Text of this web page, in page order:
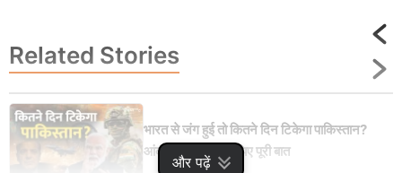
और पढ़ें
Related Stories
भारत से जंग हुई तो कितने दिन टिकेगा पाकिस्तान?
आंकड़ों के जरिए समझिए पूरी बात